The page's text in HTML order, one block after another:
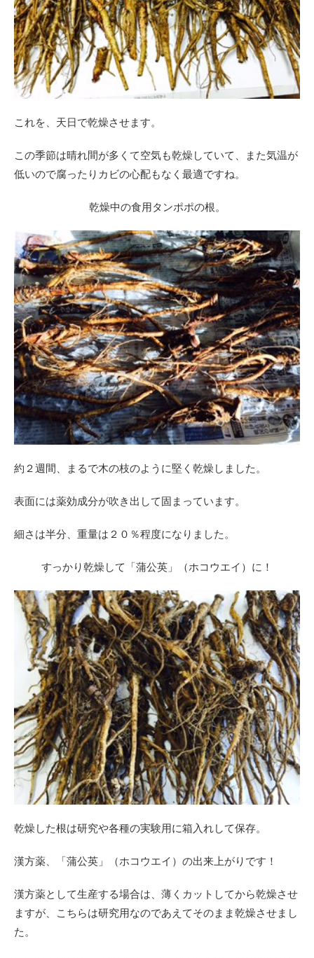
これを、天日で乾燥させます。
この季節は晴れ間が多くて空気も乾燥していて、また気温が
低いので腐ったりカビの心配もなく最適ですね。
乾燥中の食用タンポポの根。
約２週間、まるで木の枝のように堅く乾燥しました。
表面には薬効成分が吹き出して固まっています。
細さは半分、重量は２０％程度になりました。
すっかり乾燥して「蒲公英」（ホコウエイ）に！
乾燥した根は研究や各種の実験用に箱入れして保存。
漢方薬、「蒲公英」（ホコウエイ）の出来上がりです！
漢方薬として生産する場合は、薄くカットしてから乾燥させ
ますが、こちらは研究用なのであえてそのまま乾燥させまし
た。